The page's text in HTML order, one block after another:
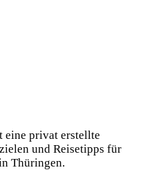
eine privat erstellte
und Reisetipps für
Thüringen.